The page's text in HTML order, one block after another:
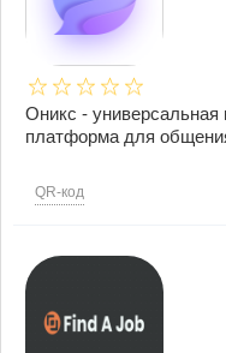
Оникс - универсальная
платформа для
QR-код